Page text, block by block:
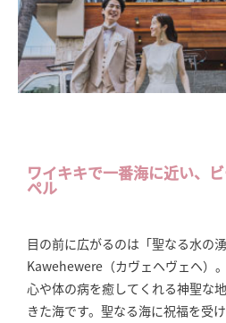
ワイキキで一番海に近い、
ペル
目の前に広がるのは「聖なる水の
Kawehewere（カヴェヘヴェヘ）
心や体の病を癒してくれる神聖な
きた海です。聖なる海に祝福を受